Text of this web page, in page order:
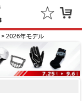
> 2026年モデル